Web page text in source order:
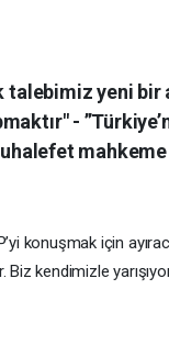
talebimiz yeni
-
konuşmak için
kendimizle